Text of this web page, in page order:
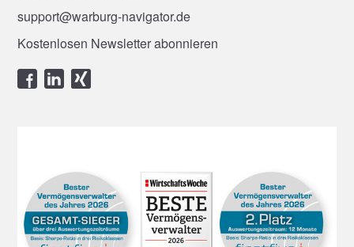
support@warburg-navigator.de
Kostenlosen Newsletter abonnieren